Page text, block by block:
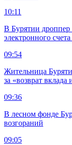
10:11
В Бурятии дроппер
электронного
09:54
Жительница
за «возврат
09:36
В лесном фонде
возгораний
09:05